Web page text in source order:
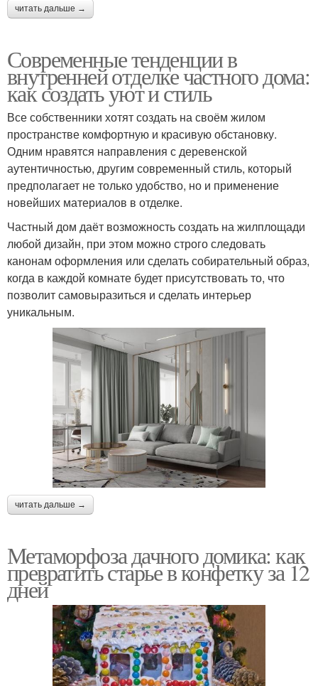
читать дальше →
Современные тенденции в
внутренней отделке частного дома:
как создать уют и стиль
Все собственники хотят создать на своём жилом
пространстве комфортную и красивую обстановку.
Одним нравятся направления с деревенской
аутентичностью, другим современный стиль, который
предполагает не только удобство, но и применение
новейших материалов в отделке.
Частный дом даёт возможность создать на жилплощади
любой дизайн, при этом можно строго следовать
канонам оформления или сделать собирательный образ,
когда в каждой комнате будет присутствовать то, что
позволит самовыразиться и сделать интерьер
уникальным.
читать дальше →
Метаморфоза дачного домика: как
превратить старье в конфетку за 12
дней